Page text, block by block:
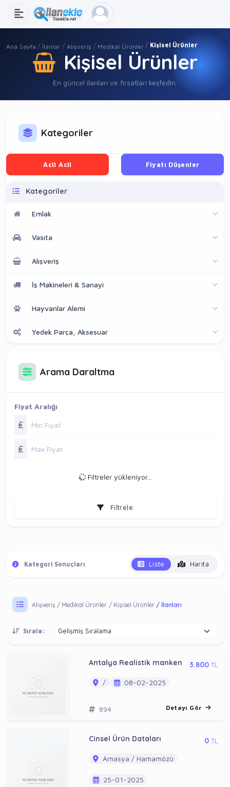
Ana Sayfa İlanlar Alışveriş Medikal Ürünler Kişisel Ürünler
Kişisel Ürünler
En güncel ilanları ve fırsatları keşfedin.
Kategoriler
Acil Acil Fiyatı Düşenler
Kategoriler
Emlak
Vasıta
Alışveriş
İş Makineleri & Sanayi
Hayvanlar Alemi
Yedek Parça, Aksesuar
Arama Daraltma
Fiyat Aralığı
Filtreler yükleniyor...
Filtrele
Kategori Sonuçları Liste Harita
Alışveriş Medikal Ürünler Kişisel Ürünler İlanları
Sırala:
Antalya Realistik manken 3.800 TL
/ 08-02-2025
894 Detayı Gör
Cinsel Ürün Dataları 0 TL
Amasya / Hamamözü
25-01-2025